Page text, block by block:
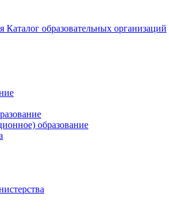
Каталог образовательных организаций
образование